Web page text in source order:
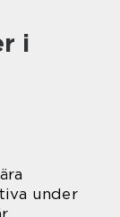
i
under